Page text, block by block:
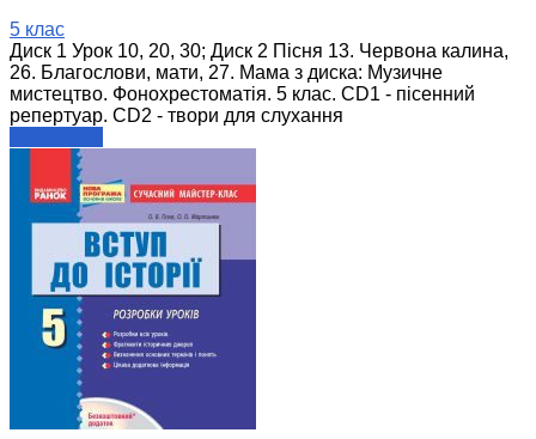
5 клас
Диск 1 Урок 10, 20, 30; Диск 2 Пісня 13. Червона калина,
26. Благослови, мати, 27. Мама з диска: Музичне
мистецтво. Фонохрестоматія. 5 клас. CD1 - пісенний
репертуар. СD2 - твори для слухання